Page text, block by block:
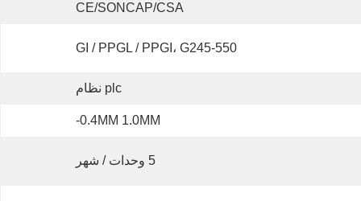
CE/SONCAP/CSA
GI / PPGL / PPGI، G245-550
plc نظام
0.4MM 1.0MM-
5 وحدات / شهر